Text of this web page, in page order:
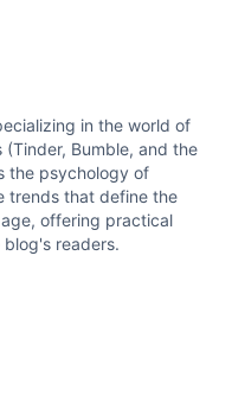
in the world of
Bumble, and the
the psychology of
trends that define the
offering practical
readers.